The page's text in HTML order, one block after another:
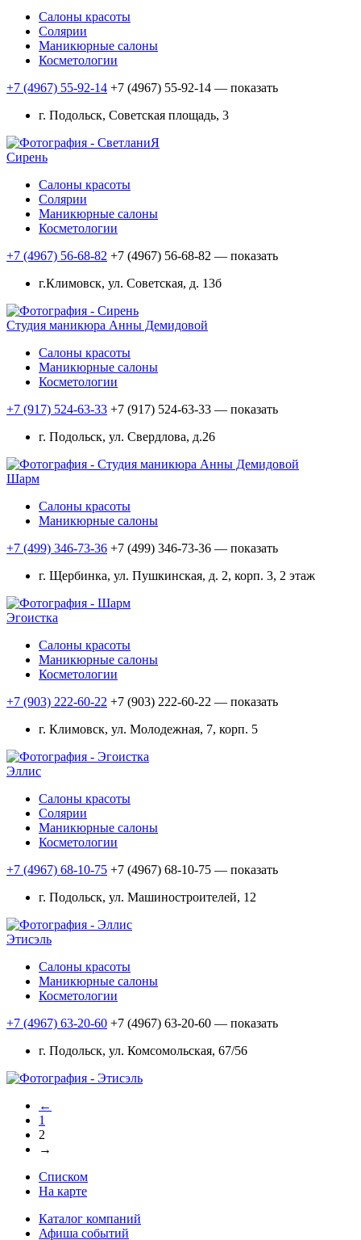
Салоны красоты
Солярии
Маникюрные салоны
Косметологии
+7 (4967) 55-92-14 +7 (4967) 55-92-14 — показать
г. Подольск, Советская площадь, 3
Сирень
Салоны красоты
Солярии
Маникюрные салоны
Косметологии
+7 (4967) 56-68-82 +7 (4967) 56-68-82 — показать
г.Климовск, ул. Советская, д. 13б
Студия маникюра Анны Демидовой
Салоны красоты
Маникюрные салоны
Косметологии
+7 (917) 524-63-33 +7 (917) 524-63-33 — показать
г. Подольск, ул. Свердлова, д.26
Шарм
Салоны красоты
Маникюрные салоны
+7 (499) 346-73-36 +7 (499) 346-73-36 — показать
г. Щербинка, ул. Пушкинская, д. 2, корп. 3, 2 этаж
Эгоистка
Салоны красоты
Маникюрные салоны
Косметологии
+7 (903) 222-60-22 +7 (903) 222-60-22 — показать
г. Климовск, ул. Молодежная, 7, корп. 5
Эллис
Салоны красоты
Солярии
Маникюрные салоны
Косметологии
+7 (4967) 68-10-75 +7 (4967) 68-10-75 — показать
г. Подольск, ул. Машиностроителей, 12
Этисэль
Салоны красоты
Маникюрные салоны
Косметологии
+7 (4967) 63-20-60 +7 (4967) 63-20-60 — показать
г. Подольск, ул. Комсомольская, 67/56
←
1
2
→
Списком
На карте
Каталог компаний
Афиша событий